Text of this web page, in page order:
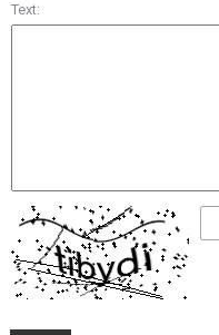
Text: